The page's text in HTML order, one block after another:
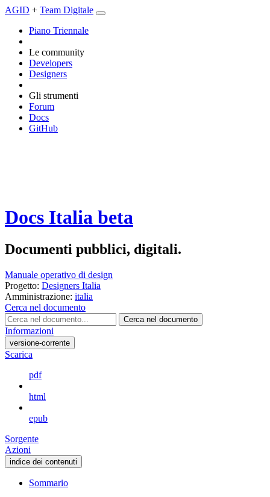
AGID + Team Digitale
Piano Triennale
Le community
Developers
Designers
Gli strumenti
Forum
Docs
GitHub
Docs Italia beta
Documenti pubblici, digitali.
Manuale operativo di design
Progetto: Designers Italia
Amministrazione: italia
Cerca nel documento
Cerca nel documento
Informazioni
versione-corrente
Scarica
pdf
html
epub
Sorgente
Azioni
indice dei contenuti
Sommario